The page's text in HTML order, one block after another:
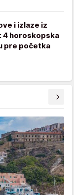
i izlaze iz
4 horoskopska
pre početka